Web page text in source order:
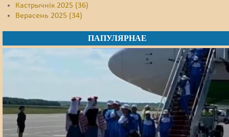
Кастрычнік 2025 (36)
Верасень 2025 (34)
ПАПУЛЯРНАЕ